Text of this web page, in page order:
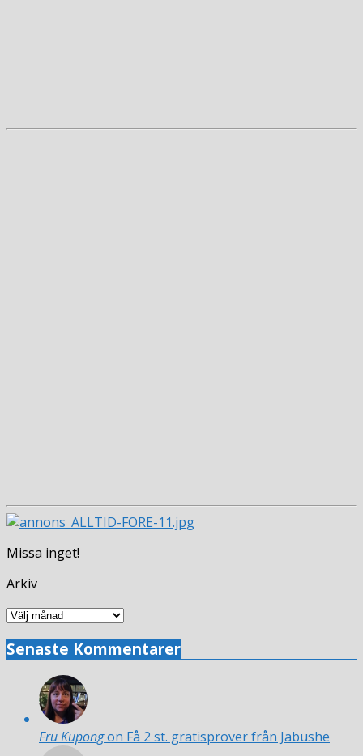
Missa inget!
Arkiv
Arkiv
Senaste Kommentarer
Fru Kupongon Få 2 st. gratisprover från Jabushe